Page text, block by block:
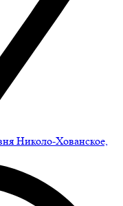
Николо-Хованское,